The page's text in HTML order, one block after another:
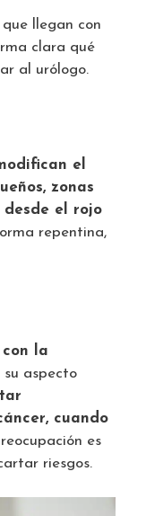
llegan con
clara qué
al urólogo.
el
zonas
desde el rojo
repentina,
la
su aspecto
cuando
es
riesgos.